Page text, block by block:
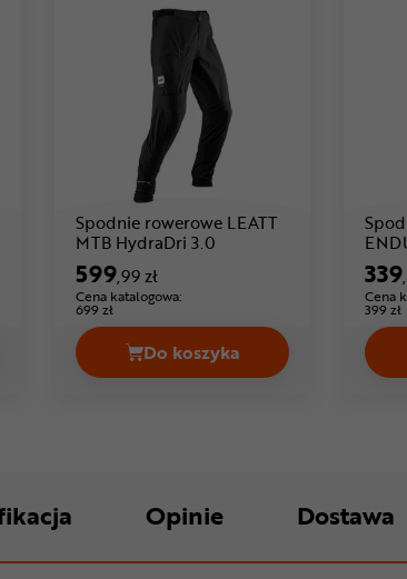
ROGELLI Houston Cena 189,99 zł
Spodnie rowerowe LEATT
MTB HydraDri 3.0
599,99 zł
Cena katalogowa:
699 zł
Do koszyka
Spodnie rowerowe LEATT
339
Cena
399 zł
Opinie Dostawa